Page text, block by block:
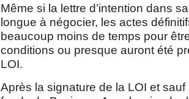
Même si la lettre d’intention dans
longue à négocier, les actes
beaucoup moins de temps pour
conditions ou presque auront été
LOI.
Après la signature de la LOI et